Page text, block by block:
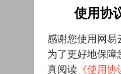
使用协
感谢您使用网易
为了更好地保障
真阅读 《使用协